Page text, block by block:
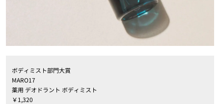
ボディミスト部門大賞
MARO17
薬用 デオドラント ボディミスト
￥1,320